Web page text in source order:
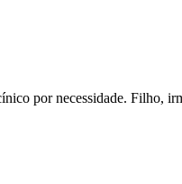
por necessidade. Filho,